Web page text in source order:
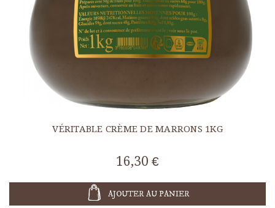
VÉRITABLE CRÈME DE MARRONS 1KG
16,30 €
AJOUTER AU PANIER